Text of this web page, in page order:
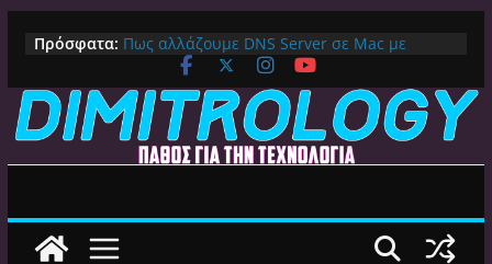
περιεχόμενο
Πρόσφατα: Πως αλλάζουμε DNS Server σε Mac με
MacOS Ventura (Macbook, Mac Mini, iMac,
κλπ)
IPVanish Προσφορά: 83% Έκπτωση στο
Premium VPN – Δες γιατί αξίζει
Alive GR Kodi: Γιατί Δεν Λειτουργεί Πλέον το
Android TV | CX File Explorer, Καθαρισμός